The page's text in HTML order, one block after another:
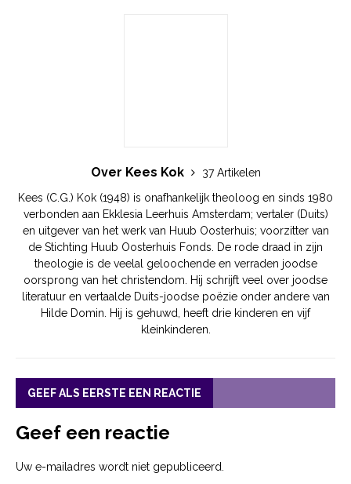
Over Kees Kok
37 Artikelen
Kees (C.G.) Kok (1948) is onafhankelijk theoloog en sinds 1980
verbonden aan Ekklesia Leerhuis Amsterdam; vertaler (Duits)
en uitgever van het werk van Huub Oosterhuis; voorzitter van
de Stichting Huub Oosterhuis Fonds. De rode draad in zijn
theologie is de veelal geloochende en verraden joodse
oorsprong van het christendom. Hij schrijft veel over joodse
literatuur en vertaalde Duits-joodse poëzie onder andere van
Hilde Domin. Hij is gehuwd, heeft drie kinderen en vijf
kleinkinderen.
GEEF ALS EERSTE EEN REACTIE
Geef een reactie
Uw e-mailadres wordt niet gepubliceerd.